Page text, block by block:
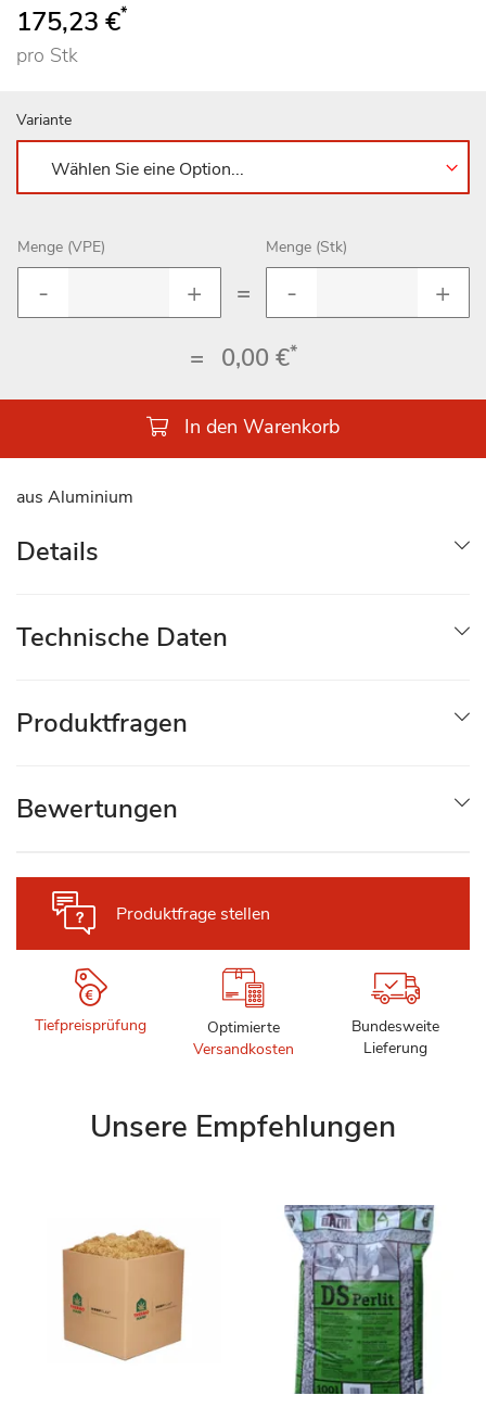
175,23 €*
pro Stk
Variante
Menge (VPE)
=
Menge (Stk)
= 0,00 €*
In den Warenkorb
aus Aluminium
Produktfrage stellen
Tiefpreisprüfung
Optimierte
Versandkosten
Bundesweite
Lieferung
Details
Technische Daten
Produktfragen
Bewertungen
Unsere Empfehlungen